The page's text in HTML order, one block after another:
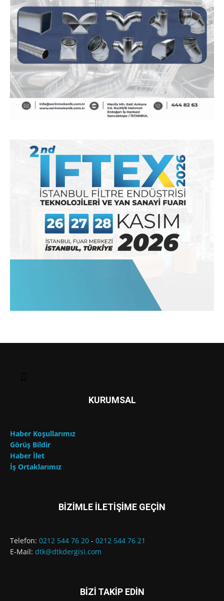
KURUMSAL
Haber Koşullarımız
Görüş Bildir
Haber İlet
İş Ortaklarımız
BİZİMLE İLETİŞİME GEÇİN
Telefon: 0212 544 76 20 - 0212 544 76 21
E-Mail: dtk@dtkdergisi.com
BİZİ TAKİP EDİN